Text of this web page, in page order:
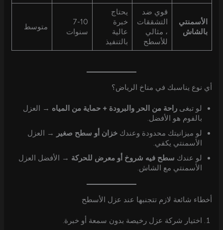
الأسمنتي
بالشاش
قوي ضد
التشققات
، مثالي
للأسطح
يحتاج
خبرة
عالية
بالتنفيذ
7-10
سنوات
متوسط
أي نوع يناسبك في مناخ الرياض؟
لو تبغىراحة من الحر والبرودة + حماية من المياه → العزل
بالفوم هو الأفضل.
لو ميزانيتك محدودة وعندكخزان أو سطح صغير
→ العزل
الأسمنتي يكفي.
لو عندك سطح فيه شروخ أو معرض للحركة → الأفضل العزل
الأسمنتي مع الشاش.
أخطاء شائعة لازم تتجنبها عند عزل الأسطح
اختيار شركة عزل رخيصة بدون سمعة أو خبرة.